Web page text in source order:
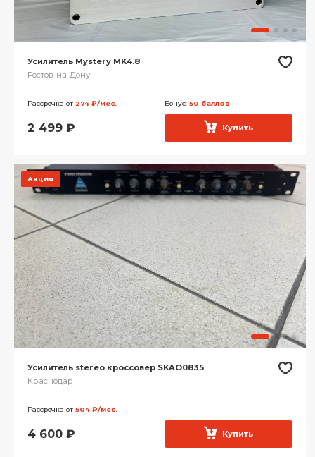
Усилитель Mystery MK4.8
Ростов-на-Дону
Рассрочка от 274 ₽/мес. Бонус: 50 баллов
2 499 ₽ Купить
Акция
Усилитель stereo кроссовер SKAO0835
Краснодар
Рассрочка от 504 ₽/мес.
4 600 ₽ Купить